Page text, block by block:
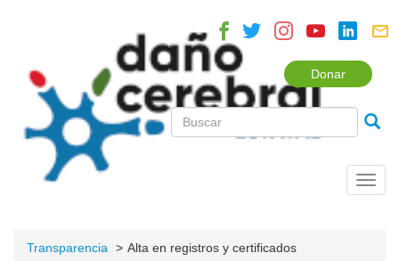
Donar
Transparencia Alta en registros y certificados